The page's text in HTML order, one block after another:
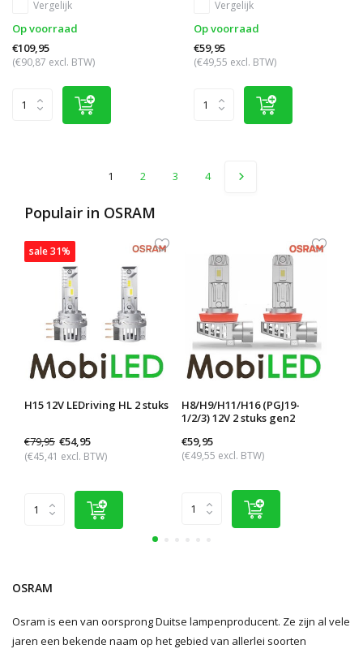
Vergelijk
Op voorraad
€109,95
(€90,87 excl. BTW)
Vergelijk
Op voorraad
€59,95
(€49,55 excl. BTW)
1 2 3 4
Populair in OSRAM
sale 31%
H15 12V LEDriving HL 2 stuks
€79,95 €54,95
(€45,41 excl. BTW)
H8/H9/H11/H16 (PGJ19-
1/2/3) 12V 2 stuks gen2
€59,95
(€49,55 excl. BTW)
OSRAM
Osram is een van oorsprong Duitse lampenproducent. Ze zijn al vele
jaren een bekende naam op het gebied van allerlei soorten